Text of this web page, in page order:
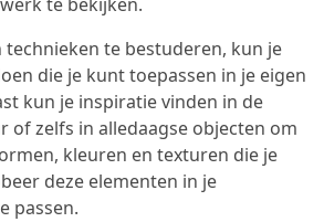
te bestuderen, kun je
die je kunt toepassen in je eigen
kun je inspiratie vinden in de
of zelfs in alledaagse objecten om
kleuren en texturen die je
deze elementen in je
passen.